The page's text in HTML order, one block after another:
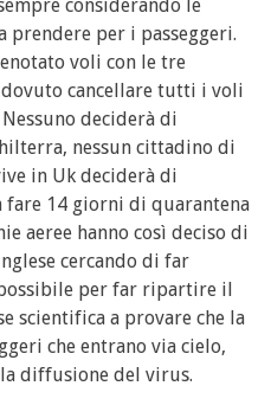
considerando le
prendere per i passeggeri.
voli con le tre
dovuto cancellare tutti i voli
deciderà di
nessun cittadino di
in Uk deciderà di
14 giorni di quarantena
aeree hanno così deciso di
cercando di far
per far ripartire il
scientifica a provare che la
che entrano via cielo,
diffusione del virus.